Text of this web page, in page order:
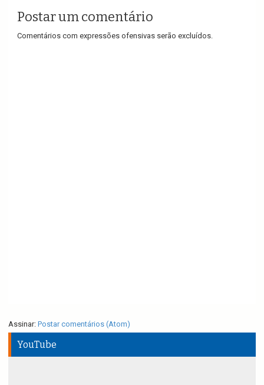
Postar um comentário
Comentários com expressões ofensivas serão excluídos.
Assinar: Postar comentários (Atom)
YouTube